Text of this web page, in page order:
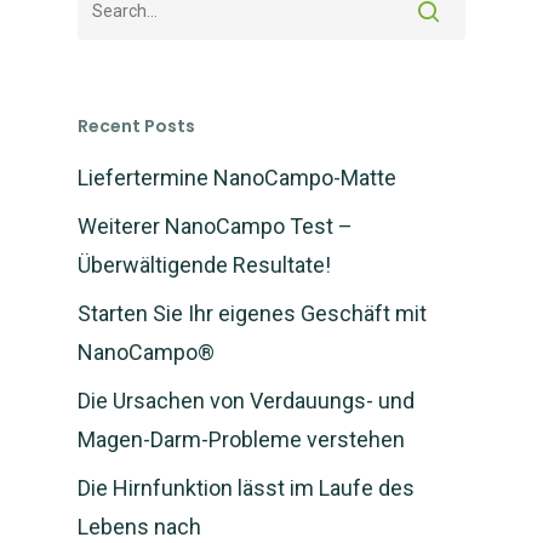
Recent Posts
Liefertermine NanoCampo-Matte
Weiterer NanoCampo Test –
Überwältigende Resultate!
Starten Sie Ihr eigenes Geschäft mit
NanoCampo®
Die Ursachen von Verdauungs- und
Magen-Darm-Probleme verstehen
Die Hirnfunktion lässt im Laufe des
Lebens nach
NEWS: NanoCampo
verfügbar und